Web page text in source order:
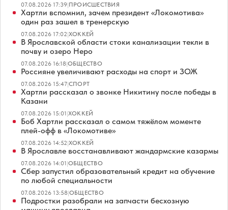
07.08.2026 17:39|ПРОИСШЕСТВИЯ
Хартли вспомнил, зачем президент «Локомотива»
один раз зашел в тренерскую
07.08.2026 17:02|ХОККЕЙ
В Ярославской области стоки канализации текли в
почву и озеро Неро
07.08.2026 16:18|ОБЩЕСТВО
Россияне увеличивают расходы на спорт и ЗОЖ
07.08.2026 15:47|СПОРТ
Хартли рассказал о звонке Никитину после победы в
Казани
07.08.2026 15:01|ХОККЕЙ
Боб Хартли рассказал о самом тяжёлом моменте
плей-офф в «Локомотиве»
07.08.2026 14:52|ХОККЕЙ
В Ярославле восстанавливают жандармские казармы
07.08.2026 14:01|ОБЩЕСТВО
Сбер запустил образовательный кредит на обучение
по любой специальности
07.08.2026 13:58|ОБЩЕСТВО
Подростки разобрали на запчасти бесхозную